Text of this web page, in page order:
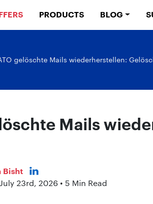
PRODUCTS BLOG
gelöschte Mails wiederherstellen:
Mails
Bisht
23rd, 2026 • 5 Min Read